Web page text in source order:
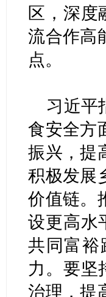
区，深度
流合作高
点。
习近平
食安全方
振兴，提
积极发展
价值链。
设更高水
共同富裕
力。要坚
治理，提